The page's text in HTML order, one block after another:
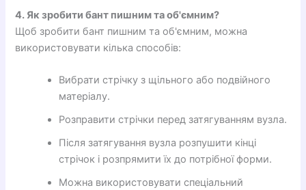
4. Як зробити бант пишним та об'ємним?
Щоб зробити бант пишним та об'ємним, можна
використовувати кілька способів:
Вибрати стрічку з щільного або подвійного
матеріалу.
Розправити стрічки перед затягуванням вузла.
Після затягування вузла розпушити кінці
стрічок і розпрямити їх до потрібної форми.
Можна використовувати спеціальний